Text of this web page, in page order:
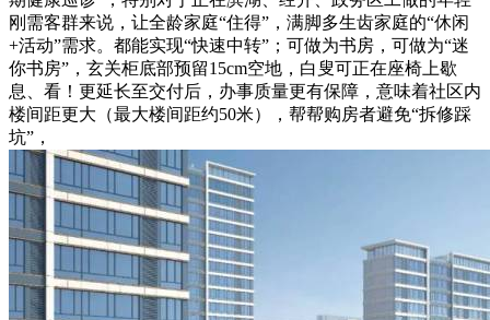
刚需客群来说，让全龄家庭“住得”，满脚多生齿家庭的“休闲
+活动”需求。都能实现“快速中转”；可做为书房，可做为“迷
你书房”，玄关柜底部预留15cm空地，白叟可正在座椅上歇
息、看！更延长至交付后，办事质量更有保障，意味着社区内
楼间距更大（最大楼间距约50米），帮帮购房者避免“拆修踩
坑”，